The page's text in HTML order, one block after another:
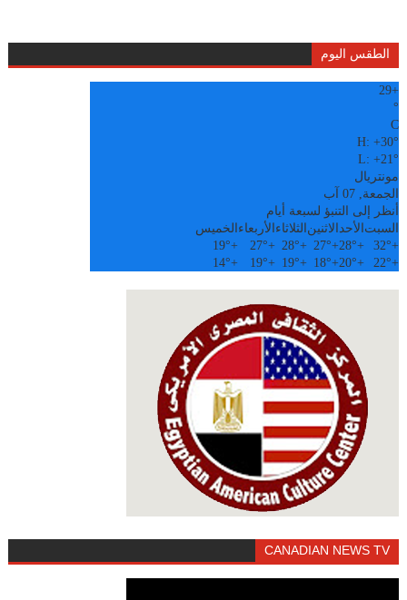
الطقس اليوم
+
29
°
C
H:+30°
L:+21°
مونتريال
الجمعة, 07 آب
أنظر إلى التنبؤ لسبعة أيام
السبت الأحدالاثنين الثلاثاء الأربعاء الخميس
+
32°
+
28°
+
27°
+
28°
+
27°
+
19°
+
22°
+
20°
+
18°
+
19°
+
19°
+
14°
CANADIAN NEWS TV